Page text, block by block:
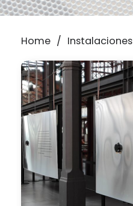
Home / Instalaciones